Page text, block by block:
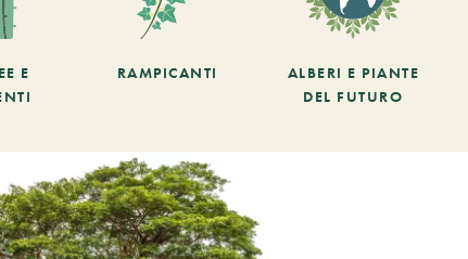
E
RAMPICANTI
ALBERI E PIANTE
DEL FUTURO